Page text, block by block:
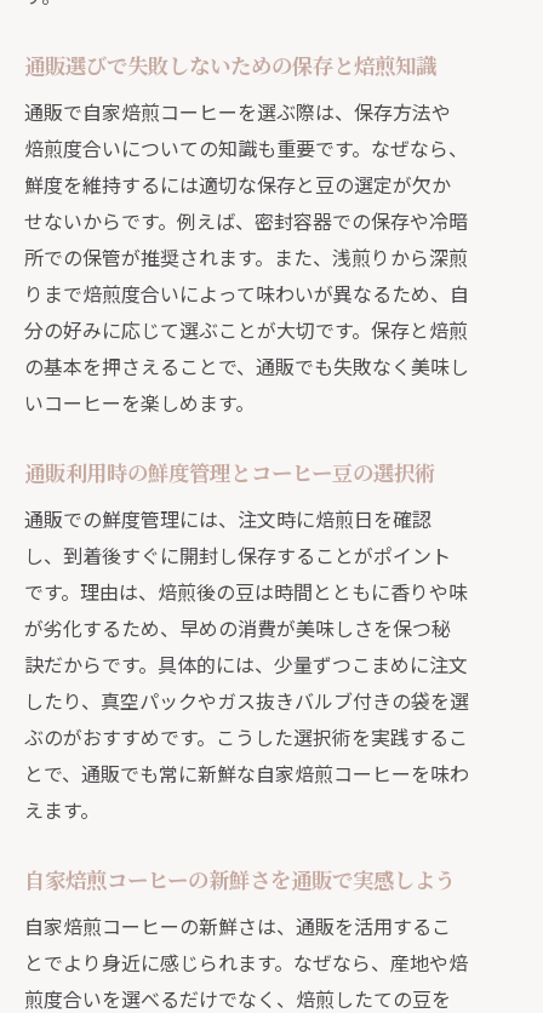
通販選びで失敗しないための保存と焙煎知識
通販で自家焙煎コーヒーを選ぶ際は、保存方法や
焙煎度合いについての知識も重要です。なぜなら、
鮮度を維持するには適切な保存と豆の選定が欠か
せないからです。例えば、密封容器での保存や冷暗
所での保管が推奨されます。また、浅煎りから深煎
りまで焙煎度合いによって味わいが異なるため、自
分の好みに応じて選ぶことが大切です。保存と焙煎
の基本を押さえることで、通販でも失敗なく美味し
いコーヒーを楽しめます。
通販利用時の鮮度管理とコーヒー豆の選択術
通販での鮮度管理には、注文時に焙煎日を確認
し、到着後すぐに開封し保存することがポイント
です。理由は、焙煎後の豆は時間とともに香りや味
が劣化するため、早めの消費が美味しさを保つ秘
訣だからです。具体的には、少量ずつこまめに注文
したり、真空パックやガス抜きバルブ付きの袋を選
ぶのがおすすめです。こうした選択術を実践するこ
とで、通販でも常に新鮮な自家焙煎コーヒーを味わ
えます。
自家焙煎コーヒーの新鮮さを通販で実感しよう
自家焙煎コーヒーの新鮮さは、通販を活用するこ
とでより身近に感じられます。なぜなら、産地や焙
煎度合いを選べるだけでなく、焙煎したての豆を